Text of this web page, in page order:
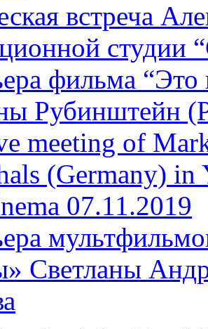
встреча
студии
фильма “Это
Рубинштейн
meeting of
(Germany) in
07.11.2019
Светланы